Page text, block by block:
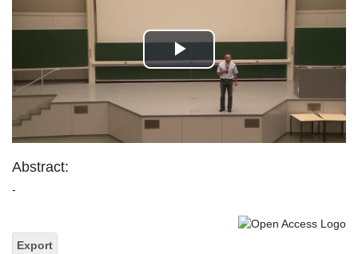
Play
Video
Abstract:
-
Export